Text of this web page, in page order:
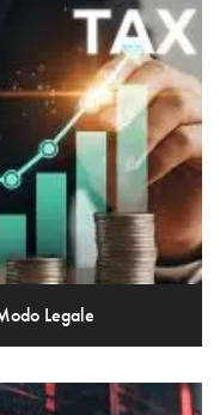
Legale